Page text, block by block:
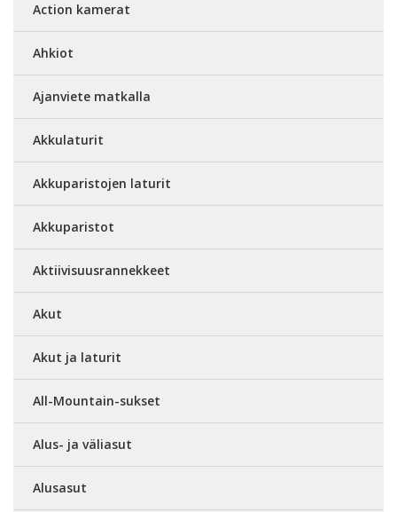
Action kamerat
Ahkiot
Ajanviete matkalla
Akkulaturit
Akkuparistojen laturit
Akkuparistot
Aktiivisuusrannekkeet
Akut
Akut ja laturit
All-Mountain-sukset
Alus- ja väliasut
Alusasut